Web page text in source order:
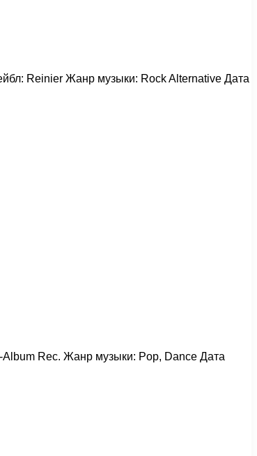
Reinier Жанр музыки: Rock Alternative Дата
Rec. Жанр музыки: Pop, Dance Дата